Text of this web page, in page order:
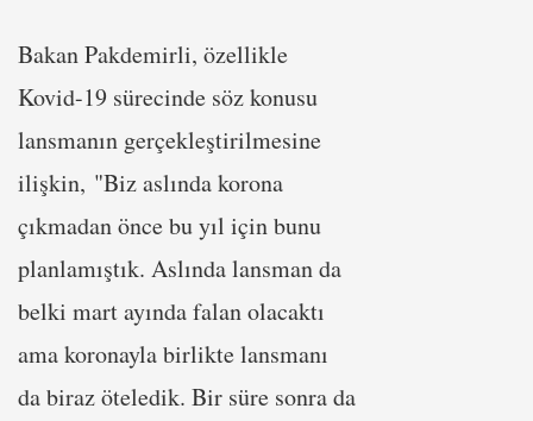
Bakan Pakdemirli, özellikle
Kovid-19 sürecinde söz konusu
lansmanın gerçekleştirilmesine
ilişkin, "Biz aslında korona
çıkmadan önce bu yıl için bunu
planlamıştık. Aslında lansman da
belki mart ayında falan olacaktı
ama koronayla birlikte lansmanı
da biraz öteledik. Bir süre sonra da